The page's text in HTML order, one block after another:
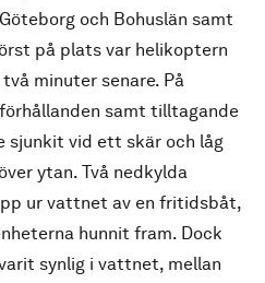
och Bohuslän samt
på plats var helikoptern
minuter senare. På
samt tilltagande
sjunkit vid ett skär och låg
ytan. Två nedkylda
ur vattnet av en fritidsbåt,
hunnit fram. Dock
synlig i vattnet, mellan